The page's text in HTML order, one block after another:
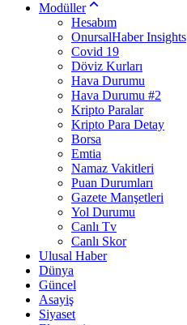
Modüller
Hesabım
OnursalHaber Insights
Covid 19
Döviz Kurları
Hava Durumu
Hava Durumu #2
Kripto Paralar
Kripto Para Detay
Borsa
Emtia
Namaz Vakitleri
Puan Durumları
Gazete Manşetleri
Yol Durumu
Canlı Tv
Canlı Skor
Ulusal Haber
Dünya
Güncel
Asayiş
Siyaset